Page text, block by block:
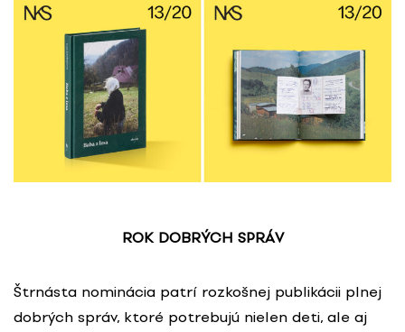
ROK DOBRÝCH SPRÁV
Štrnásta nominácia patrí rozkošnej publikácii plnej
dobrých správ, ktoré potrebujú nielen deti, ale aj